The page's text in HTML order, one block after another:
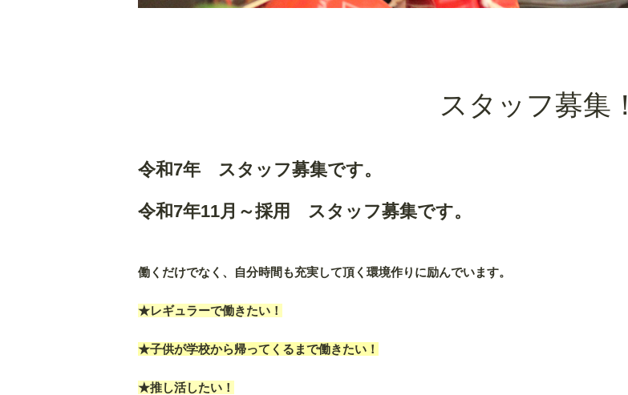
スタッフ募集！
令和7年 スタッフ募集です。
令和7年11月～採用 スタッフ募集です。
働くだけでなく、自分時間も充実して頂く環境作りに励んでいます。
★レギュラーで働きたい！
★子供が学校から帰ってくるまで働きたい！
★推し活したい！